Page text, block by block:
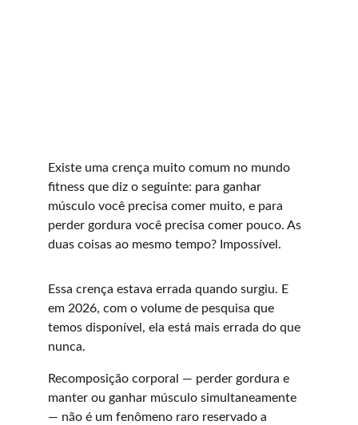
Existe uma crença muito comum no mundo
fitness que diz o seguinte: para ganhar
músculo você precisa comer muito, e para
perder gordura você precisa comer pouco. As
duas coisas ao mesmo tempo? Impossível.
Essa crença estava errada quando surgiu. E
em 2026, com o volume de pesquisa que
temos disponível, ela está mais errada do que
nunca.
Recomposição corporal — perder gordura e
manter ou ganhar músculo simultaneamente
— não é um fenômeno raro reservado a